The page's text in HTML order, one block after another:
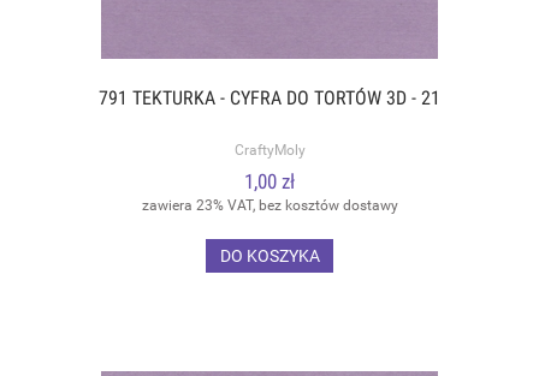
791 TEKTURKA - CYFRA DO TORTÓW 3D - 21
CraftyMoly
1,00 zł
zawiera 23% VAT, bez kosztów dostawy
DO KOSZYKA